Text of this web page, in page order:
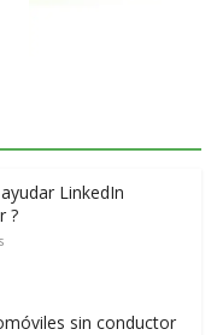
LinkedIn
?
sin conductor